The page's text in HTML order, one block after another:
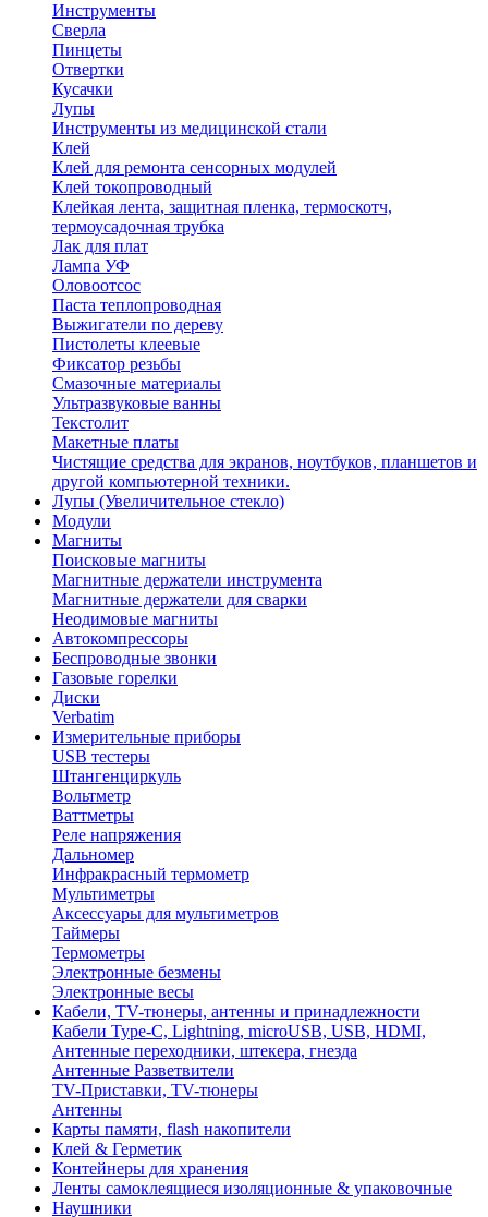
Инструменты
Сверла
Пинцеты
Отвертки
Кусачки
Лупы
Инструменты из медицинской стали
Клей
Клей для ремонта сенсорных модулей
Клей токопроводный
Клейкая лента, защитная пленка, термоскотч,
термоусадочная трубка
Лак для плат
Лампа УФ
Оловоотсос
Паста теплопроводная
Выжигатели по дереву
Пистолеты клеевые
Фиксатор резьбы
Смазочные материалы
Ультразвуковые ванны
Текстолит
Макетные платы
Чистящие средства для экранов, ноутбуков, планшетов и
другой компьютерной техники.
Лупы (Увеличительное стекло)
Модули
Магниты
Поисковые магниты
Магнитные держатели инструмента
Магнитные держатели для сварки
Неодимовые магниты
Автокомпрессоры
Беспроводные звонки
Газовые горелки
Диски
Verbatim
Измерительные приборы
USB тестеры
Штангенциркуль
Вольтметр
Ваттметры
Реле напряжения
Дальномер
Инфракрасный термометр
Мультиметры
Аксессуары для мультиметров
Таймеры
Термометры
Электронные безмены
Электронные весы
Кабели, TV-тюнеры, антенны и принадлежности
Кабели Type-C, Lightning, microUSB, USB, HDMI,
Антенные переходники, штекера, гнезда
Антенные Разветвители
TV-Приставки, TV-тюнеры
Антенны
Карты памяти, flash накопители
Клей & Герметик
Контейнеры для хранения
Ленты самоклеящиеся изоляционные & упаковочные
Наушники